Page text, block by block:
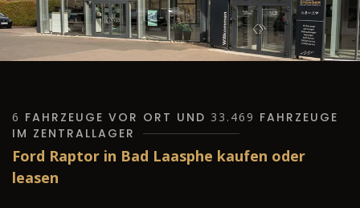
6 FAHRZEUGE VOR ORT UND 33.469 FAHRZEUGE
IM ZENTRALLAGER
Ford Raptor in Bad Laasphe kaufen oder
leasen